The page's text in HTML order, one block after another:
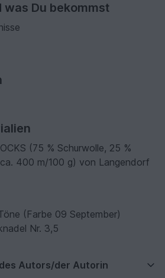
was Du bekommst
(75 % Schurwolle, 25 %
400 m/100 g) von Langendorf
(Farbe 09 September)
Nr. 3,5
Autors/der Autorin